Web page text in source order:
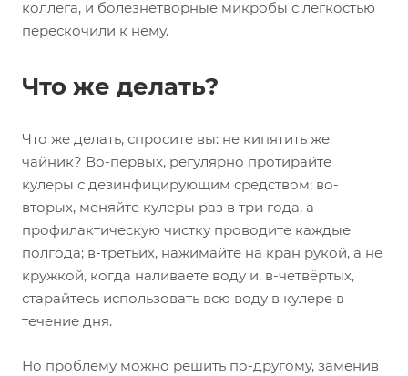
коллега, и болезнетворные микробы с легкостью
перескочили к нему.
Что же делать?
Что же делать, спросите вы: не кипятить же
чайник? Во-первых, регулярно протирайте
кулеры с дезинфицирующим средством; во-
вторых, меняйте кулеры раз в три года, а
профилактическую чистку проводите каждые
полгода; в-третьих, нажимайте на кран рукой, а не
кружкой, когда наливаете воду и, в-четвёртых,
старайтесь использовать всю воду в кулере в
течение дня.
Но проблему можно решить по-другому, заменив